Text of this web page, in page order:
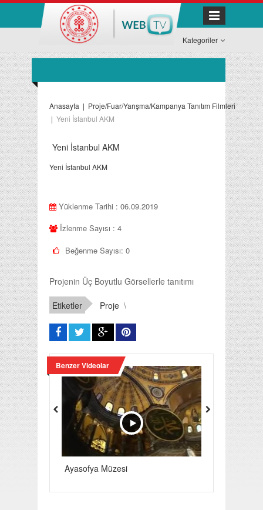
Kategoriler
Anasayfa | Proje/Fuar/Yarışma/Kampanya Tanıtım Filmleri
| Yeni İstanbul AKM
Yeni İstanbul AKM
Yeni İstanbul AKM
Yüklenme Tarihi : 06.09.2019
İzlenme Sayısı : 4
Beğenme Sayısı: 0
Projenin Üç Boyutlu Görsellerle tanıtımı
Etiketler Proje \
Benzer Videolar
Ayasofya Müzesi